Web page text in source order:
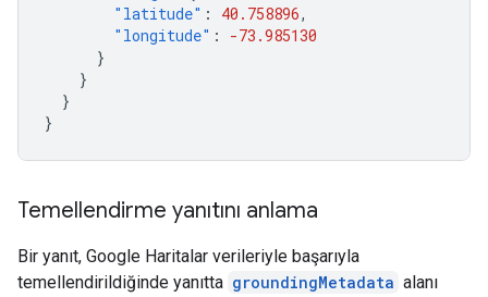
"latitude" : 40.758896,
"longitude" :
-73.985130
}
}
}
}
Temellendirme yanıtını anlama
Bir yanıt, Google Haritalar verileriyle başarıyla
temellendirildiğinde yanıtta groundingMetadata alanı